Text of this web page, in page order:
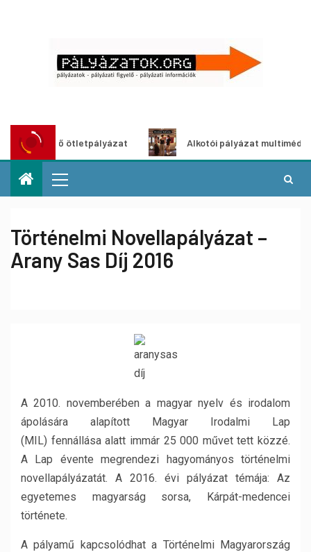
ötletpályázat Alkotói pályázat multimédia-
Történelmi Novellapályázat –
Arany Sas Díj 2016
A 2010. novemberében a magyar nyelv és irodalom
ápolására alapított Magyar Irodalmi Lap
(MIL) fennállása alatt immár 25 000 művet tett közzé.
A Lap évente megrendezi hagyományos történelmi
novellapályázatát. A 2016. évi pályázat témája: Az
egyetemes magyarság sorsa, Kárpát-medencei
története.
A pályamű kapcsolódhat a Történelmi Magyarország